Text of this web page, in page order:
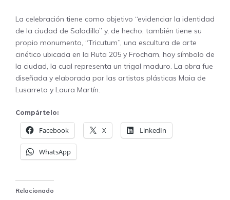
La celebración tiene como objetivo “evidenciar la identidad
de la ciudad de Saladillo” y, de hecho, también tiene su
propio monumento, “Tricutum”, una escultura de arte
cinético ubicada en la Ruta 205 y Frocham, hoy símbolo de
la ciudad, la cual representa un trigal maduro. La obra fue
diseñada y elaborada por las artistas plásticas Maia de
Lusarreta y Laura Martín.
Compártelo:
Facebook X LinkedIn
WhatsApp
Relacionado